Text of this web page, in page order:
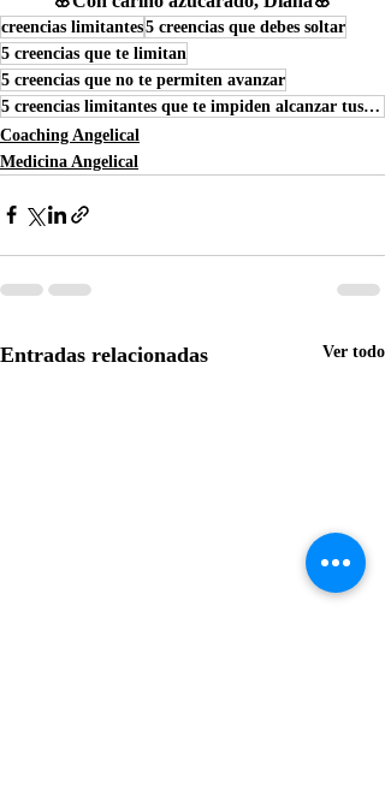
creencias limitantes5 creencias que debes soltar
5 creencias que te limitan
5 creencias que no te permiten avanzar
5 creencias limitantes que te impiden alcanzar tus metas
Coaching Angelical
Medicina Angelical
Entradas relacionadas Ver todo